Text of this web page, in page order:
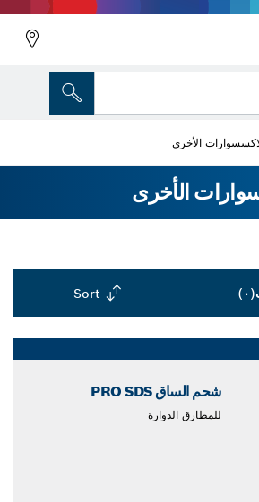
الأخرى
الأخرى
(٠) Sort
closed
شحم الساق PRO SDS
للمطارق الدوارة